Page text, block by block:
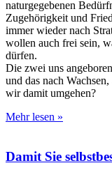
naturgegebenen
Zugehörigkeit und
immer wieder nach
wollen auch frei sein,
dürfen.
Die zwei uns
und das nach
wir damit umgehen?
Mehr lesen »
Damit Sie